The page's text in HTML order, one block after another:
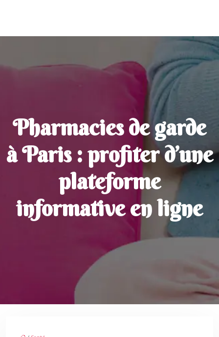
Pharmacies de garde
à Paris : profiter d’une
plateforme
informative en ligne